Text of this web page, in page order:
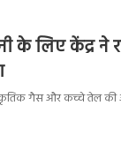
के लिए केंद्र
गैस और कच्चे तेल